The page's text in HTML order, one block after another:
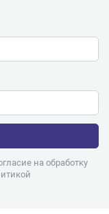
на обработку